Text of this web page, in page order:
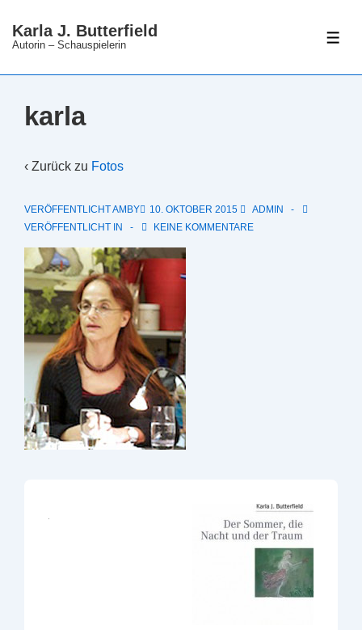
ZumKarla J. Butterfield
Autorin – Schauspielerin
karla
‹ Zurück zu Fotos
VERÖFFENTLICHT AMBY 10. OKTOBER 2015
ADMIN
VERÖFFENTLICHT IN
KEINE KOMMENTARE